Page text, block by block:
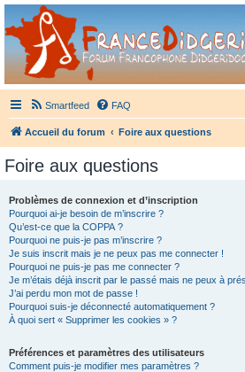
France Didgeridoo
Didgeridoo et Guimbarde sur France Didgeridoo -
Smartfeed FAQ
Accueil du forum Foire aux questions
Foire aux questions
Problèmes de connexion et d’inscription
Pourquoi ai-je besoin de m’inscrire ?
Qu’est-ce que la COPPA ?
Pourquoi ne puis-je pas m’inscrire ?
Je suis inscrit mais je ne peux pas me connecter !
Pourquoi ne puis-je pas me connecter ?
Je m’étais déjà inscrit par le passé mais ne peux à
J’ai perdu mon mot de passe !
Pourquoi suis-je déconnecté automatiquement ?
À quoi sert « Supprimer les cookies » ?
Préférences et paramètres des utilisateurs
Comment puis-je modifier mes paramètres ?